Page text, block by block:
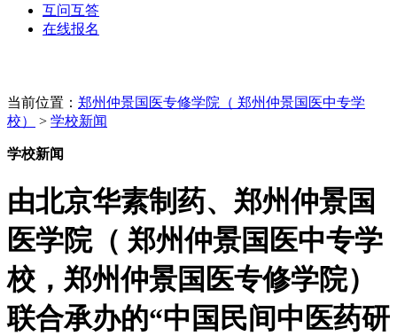
互问互答
在线报名
当前位置： 郑州仲景国医专修学院（ 郑州仲景国医中专学
校）
> 学校新闻
学校新闻
由北京华素制药、郑州仲景国
医学院（ 郑州仲景国医中专学
校，郑州仲景国医专修学院）
联合承办的“中国民间中医药研